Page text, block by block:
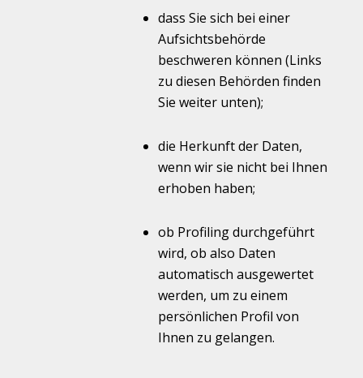
dass Sie sich bei einer
Aufsichtsbehörde
beschweren können (Links
zu diesen Behörden finden
Sie weiter unten);
die Herkunft der Daten,
wenn wir sie nicht bei Ihnen
erhoben haben;
ob Profiling durchgeführt
wird, ob also Daten
automatisch ausgewertet
werden, um zu einem
persönlichen Profil von
Ihnen zu gelangen.